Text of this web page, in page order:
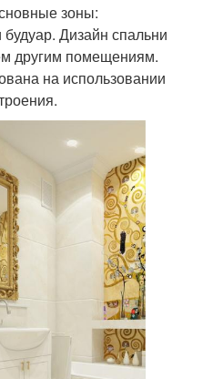
зоны:
Дизайн спальни
другим помещениям.
на использовании